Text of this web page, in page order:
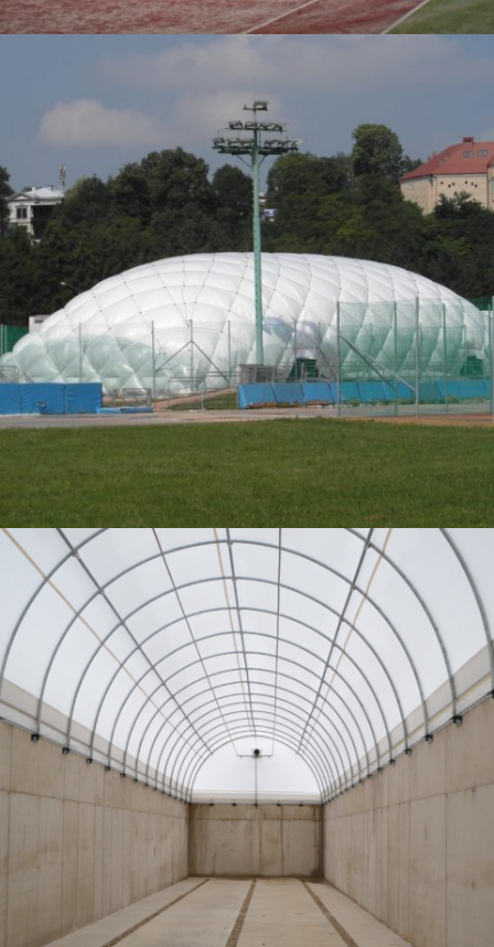
09-2012 / BEDECKUNG VON TENNISPLÄTZEN MIT
TRAGLUFTHALLE FÜR MOSIR SANOK
01 - TRAGLUFTHALLEN
03-2015 / BEDECKUNG VON DEN BIOREAKTOREN
COMPOBOX
02 - BOGENHALLEN UND ZELTHALLEN